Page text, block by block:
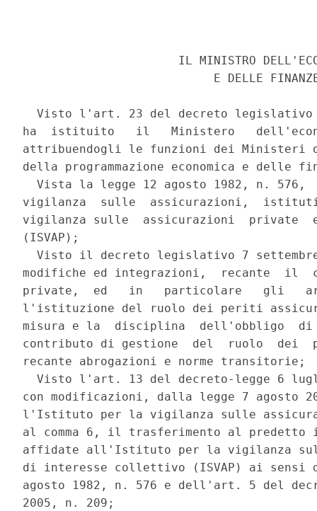
IL MINISTRO
E DELLE
Visto l'art. 23 del decreto
ha  istituito   il   Ministero
attribuendogli le funzioni dei Ministeri
della programmazione economica e delle
Vista la legge 12 agosto 1982, n. 576,
vigilanza  sulle  assicurazioni,
vigilanza sulle  assicurazioni  private
(ISVAP);
Visto il decreto legislativo 7
modifiche ed integrazioni,  recante  il
private,  ed   in   particolare   gli
l'istituzione del ruolo dei periti
misura e la  disciplina  dell'obbligo  di
contributo di gestione  del  ruolo  dei
recante abrogazioni e norme transitorie;
Visto l'art. 13 del decreto-legge 6
con modificazioni, dalla legge 7 agosto
l'Istituto per la vigilanza sulle
al comma 6, il trasferimento al
affidate all'Istituto per la vigilanza
di interesse collettivo (ISVAP) ai
agosto 1982, n. 576 e dell'art. 5 del
2005, n. 209;